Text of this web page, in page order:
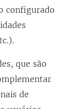
configurado
que são
de